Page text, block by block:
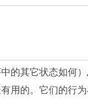
其它状态如何）
用的。它们的行